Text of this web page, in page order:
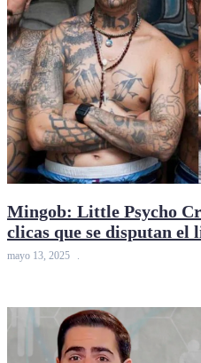
Mingob: Little Psycho
clicas que se disputan
mayo 13, 2025